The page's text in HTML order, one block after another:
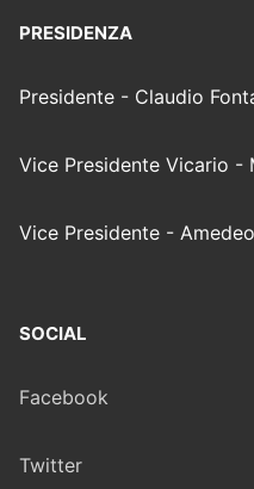
PRESIDENZA
Presidente - Claudio
Vice Presidente Vicario -
Vice Presidente -
SOCIAL
Facebook
Twitter